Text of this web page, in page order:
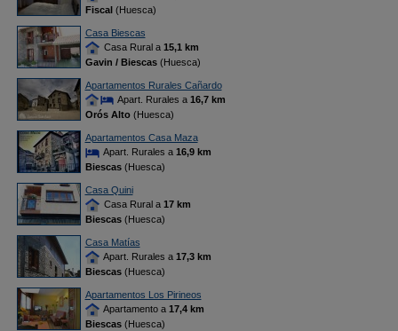
Fiscal(Huesca)
Casa Biescas
Casa Rural a 15,1 km
Gavin / Biescas(Huesca)
Apartamentos Rurales Cañardo
Apart. Rurales a 16,7 km
Orós Alto(Huesca)
Apartamentos Casa Maza
Apart. Rurales a 16,9 km
Biescas(Huesca)
Casa Quini
Casa Rural a 17 km
Biescas(Huesca)
Casa Matías
Apart. Rurales a 17,3 km
Biescas(Huesca)
Apartamentos Los Pirineos
Apartamento a 17,4 km
Biescas(Huesca)